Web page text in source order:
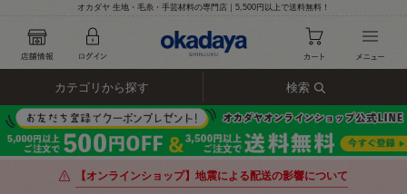
オカダヤ 生地・毛糸・手芸材料の専門店｜5,500円以上で送料無料！
カテゴリから探す 検索
【オンラインショップ】地震による配送の影響について